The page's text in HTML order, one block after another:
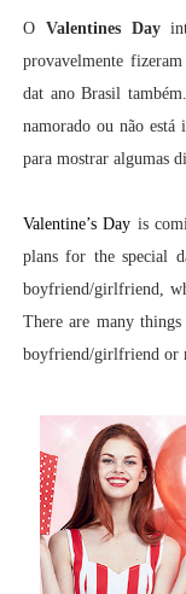
O Valentines Day
provavelmente
dat ano Brasil
namorado ou não
para mostrar algumas
Valentine’s Day is
plans for the special
boyfriend/girlfriend,
There are many
boyfriend/girlfriend or